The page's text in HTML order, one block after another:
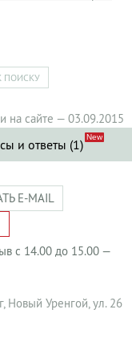
ПОИСКУ
на сайте — 03.09.2015
и ответы (1)
E-MAIL
с 14.00 до 15.00 —
, Новый Уренгой,ул. 26